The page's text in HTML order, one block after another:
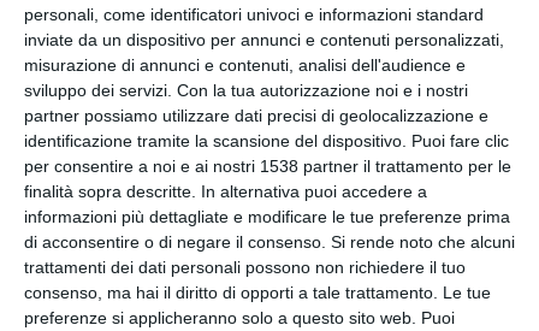
personali, come identificatori univoci e informazioni standard
inviate da un dispositivo per annunci e contenuti personalizzati,
misurazione di annunci e contenuti, analisi dell'audience e
sviluppo dei servizi. Con la tua autorizzazione noi e i nostri
partner possiamo utilizzare dati precisi di geolocalizzazione e
identificazione tramite la scansione del dispositivo. Puoi fare clic
per consentire a noi e ai nostri 1538 partner il trattamento per le
finalità sopra descritte. In alternativa puoi accedere a
informazioni più dettagliate e modificare le tue preferenze prima
di acconsentire o di negare il consenso. Si rende noto che alcuni
trattamenti dei dati personali possono non richiedere il tuo
consenso, ma hai il diritto di opporti a tale trattamento. Le tue
preferenze si applicheranno solo a questo sito web. Puoi
INVIA QUESTA CARTOLINA
via Email(GRATUITO)
CONDIVIDI QUESTA
CARTOLINA